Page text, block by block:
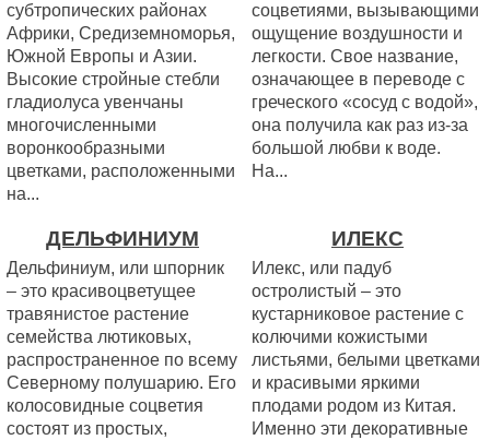
субтропических районах
Африки, Средиземноморья,
Южной Европы и Азии.
Высокие стройные стебли
гладиолуса увенчаны
многочисленными
воронкообразными
цветками, расположенными
на...
соцветиями, вызывающими
ощущение воздушности и
легкости. Свое название,
означающее в переводе с
греческого «сосуд с водой»,
она получила как раз из-за
большой любви к воде.
На...
ДЕЛЬФИНИУМ
Дельфиниум, или шпорник
– это красивоцветущее
травянистое растение
семейства лютиковых,
распространенное по всему
Северному полушарию. Его
колосовидные соцветия
состоят из простых,
ИЛЕКС
Илекс, или падуб
остролистый – это
кустарниковое растение с
колючими кожистыми
листьями, белыми цветками
и красивыми яркими
плодами родом из Китая.
Именно эти декоративные